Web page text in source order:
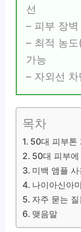
선
– 피부 장
– 최적 농
가능
– 자외선
목차
50대 피부톤
50대 피부에
미백 앰플
나이아신아
자주 묻는 질
맺음말